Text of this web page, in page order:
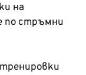
на
по стръмни